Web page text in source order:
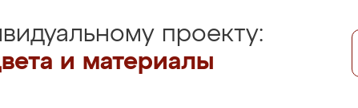
проекту:
и материалы